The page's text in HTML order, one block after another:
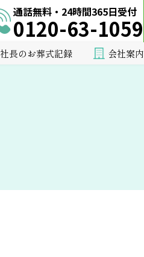
通話無料・24時間365日受付
0120-63-1059
社長のお葬式記録 会社案内